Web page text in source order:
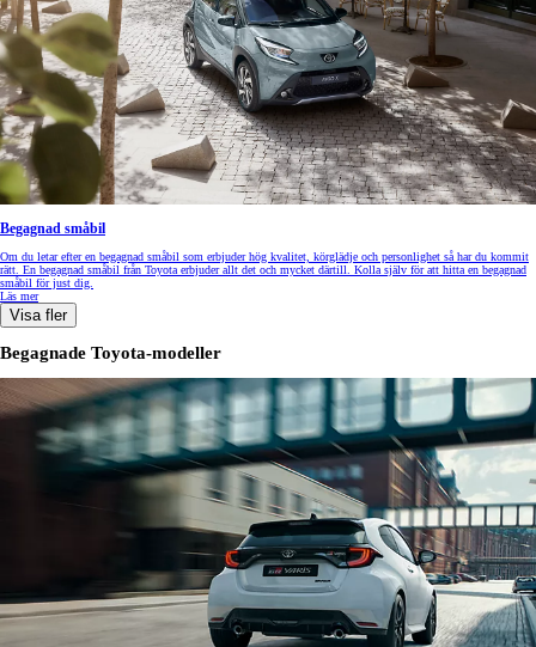
Begagnad småbil
Om du letar efter en begagnad småbil som erbjuder hög kvalitet, körglädje och personlighet så har du kommit
rätt. En begagnad småbil från Toyota erbjuder allt det och mycket därtill. Kolla själv för att hitta en begagnad
småbil för just dig.
Läs mer
Visa fler
Begagnade Toyota-modeller